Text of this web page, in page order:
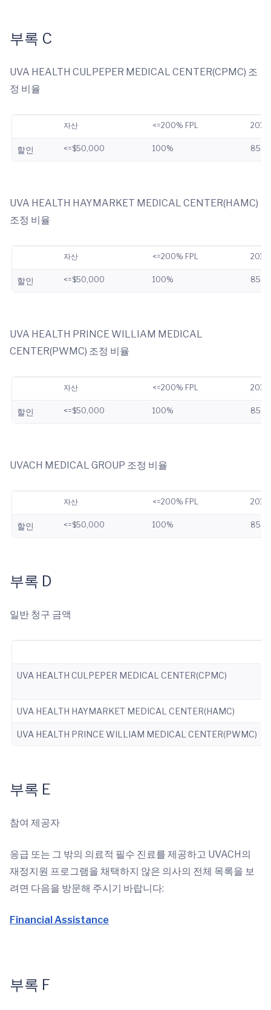
부록 C
UVA HEALTH CULPEPER MEDICAL CENTER(CPMC) 조
정 비율
자산 <=200% FPL
할인 <=$50,000 100% 85%
UVA HEALTH HAYMARKET MEDICAL CENTER(HAMC)
조정 비율
자산 <=200% FPL
할인 <=$50,000 100% 85%
UVA HEALTH PRINCE WILLIAM MEDICAL
CENTER(PWMC) 조정 비율
자산 <=200% FPL
할인 <=$50,000 100% 85%
UVACH MEDICAL GROUP 조정 비율
자산 <=200% FPL
할인 <=$50,000 100% 85%
부록 D
일반 청구 금액
UVA HEALTH CULPEPER MEDICAL CENTER(CPMC)
UVA HEALTH HAYMARKET MEDICAL CENTER(HAMC)
UVA HEALTH PRINCE WILLIAM MEDICAL CENTER(PWMC)
부록 E
참여 제공자
응급 또는 그 밖의 의료적 필수 진료를 제공하고 UVACH의
재정지원 프로그램을 채택하지 않은 의사의 전체 목록을 보
려면 다음을 방문해 주시기 바랍니다:
Financial Assistance
부록 F